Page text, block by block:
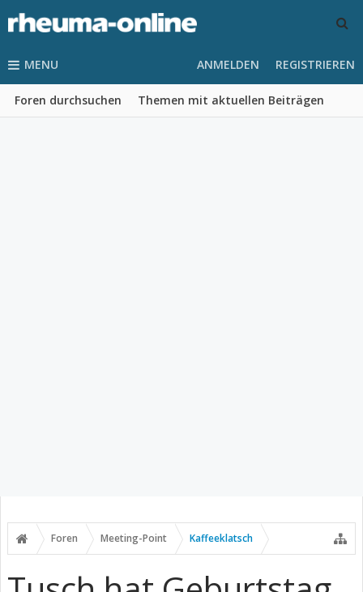
MENU
Foren durchsuchen Themen mit aktuellen Beiträgen
ANMELDEN REGISTRIEREN
Foren Meeting-Point Kaffeeklatsch